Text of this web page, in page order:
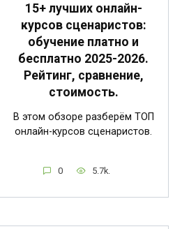
15+ лучших онлайн-
курсов сценаристов:
обучение платно и
бесплатно 2025-2026.
Рейтинг, сравнение,
стоимость.
В этом обзоре разберём ТОП
онлайн-курсов сценаристов.
0 5.7k.